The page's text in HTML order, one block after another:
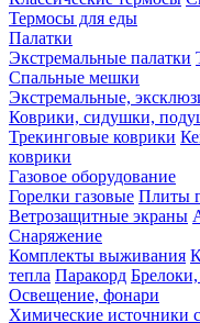
Термосы для еды
Палатки
Экстремальные палатки
Спальные мешки
Экстремальные,
Коврики, сидушки,
Трекинговые коврики
коврики
Газовое оборудование
Горелки газовые Плиты
Ветрозащитные экраны
Снаряжение
Комплекты выживания
тепла Паракорд Брелоки,
Освещение, фонари
Химические источники